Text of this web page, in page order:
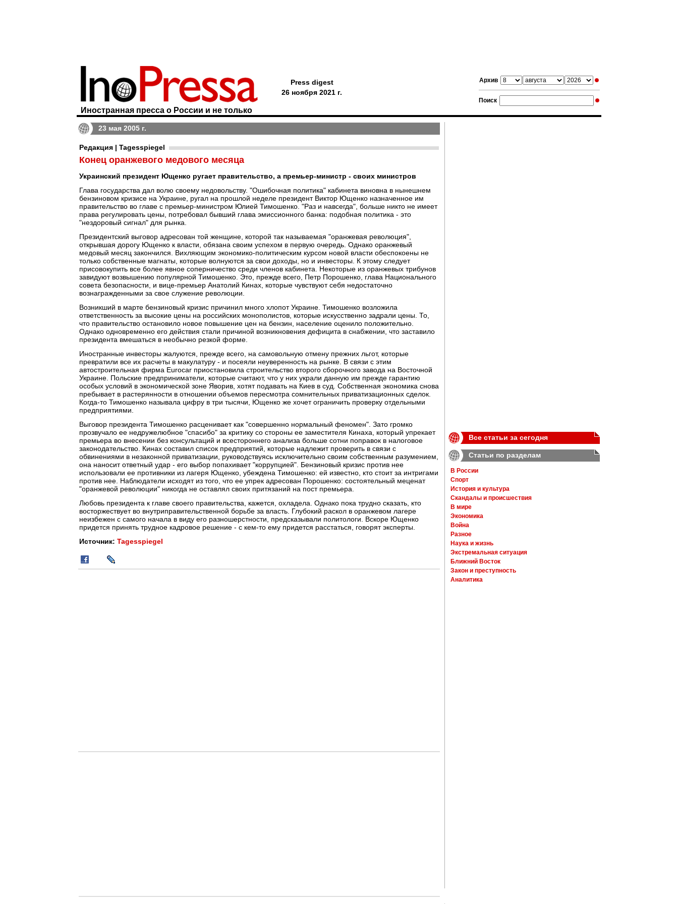
Архив
Поиск
Иностранная пресса о России и не только
Press digest
26 ноября 2021 г.
23 мая 2005 г.
Редакция | Tagesspiegel
Конец оранжевого медового месяца
Украинский президент Ющенко ругает правительство, а премьер-министр - своих министров
Глава государства дал волю своему недовольству. "Ошибочная политика" кабинета виновна в нынешнем
бензиновом кризисе на Украине, ругал на прошлой неделе президент Виктор Ющенко назначенное им
правительство во главе с премьер-министром Юлией Тимошенко. "Раз и навсегда", больше никто не имеет
права регулировать цены, потребовал бывший глава эмиссионного банка: подобная политика - это
"нездоровый сигнал" для рынка.
Президентский выговор адресован той женщине, которой так называемая "оранжевая революция",
открывшая дорогу Ющенко к власти, обязана своим успехом в первую очередь. Однако оранжевый
медовый месяц закончился. Вихляющим экономико-политическим курсом новой власти обеспокоены не
только собственные магнаты, которые волнуются за свои доходы, но и инвесторы. К этому следует
присовокупить все более явное соперничество среди членов кабинета. Некоторые из оранжевых трибунов
завидуют возвышению популярной Тимошенко. Это, прежде всего, Петр Порошенко, глава Национального
совета безопасности, и вице-премьер Анатолий Кинах, которые чувствуют себя недостаточно
вознагражденными за свое служение революции.
Возникший в марте бензиновый кризис причинил много хлопот Украине. Тимошенко возложила
ответственность за высокие цены на российских монополистов, которые искусственно задрали цены. То,
что правительство остановило новое повышение цен на бензин, население оценило положительно.
Однако одновременно его действия стали причиной возникновения дефицита в снабжении, что заставило
президента вмешаться в необычно резкой форме.
Иностранные инвесторы жалуются, прежде всего, на самовольную отмену прежних льгот, которые
превратили все их расчеты в макулатуру - и посеяли неуверенность на рынке. В связи с этим
автостроительная фирма Eurocar приостановила строительство второго сборочного завода на Восточной
Украине. Польские предприниматели, которые считают, что у них украли данную им прежде гарантию
особых условий в экономической зоне Яворив, хотят подавать на Киев в суд. Собственная экономика снова
пребывает в растерянности в отношении объемов пересмотра сомнительных приватизационных сделок.
Когда-то Тимошенко называла цифру в три тысячи, Ющенко же хочет ограничить проверку отдельными
предприятиями.
Выговор президента Тимошенко расценивает как "совершенно нормальный феномен". Зато громко
прозвучало ее недружелюбное "спасибо" за критику со стороны ее заместителя Кинаха, который упрекает
премьера во внесении без консультаций и всестороннего анализа больше сотни поправок в налоговое
законодательство. Кинах составил список предприятий, которые надлежит проверить в связи с
обвинениями в незаконной приватизации, руководствуясь исключительно своим собственным разумением,
она наносит ответный удар - его выбор попахивает "коррупцией". Бензиновый кризис против нее
использовали ее противники из лагеря Ющенко, убеждена Тимошенко: ей известно, кто стоит за интригами
против нее. Наблюдатели исходят из того, что ее упрек адресован Порошенко: состоятельный меценат
"оранжевой революции" никогда не оставлял своих притязаний на пост премьера.
Любовь президента к главе своего правительства, кажется, охладела. Однако пока трудно сказать, кто
восторжествует во внутриправительственной борьбе за власть. Глубокий раскол в оранжевом лагере
неизбежен с самого начала в виду его разношерстности, предсказывали политологи. Вскоре Ющенко
придется принять трудное кадровое решение - с кем-то ему придется расстаться, говорят эксперты.
Источник: Tagesspiegel
Все статьи за сегодня
Статьи по разделам
В России
Спорт
История и культура
Скандалы и происшествия
В мире
Экономика
Война
Разное
Наука и жизнь
Экстремальная ситуация
Ближний Восток
Закон и преступность
Аналитика